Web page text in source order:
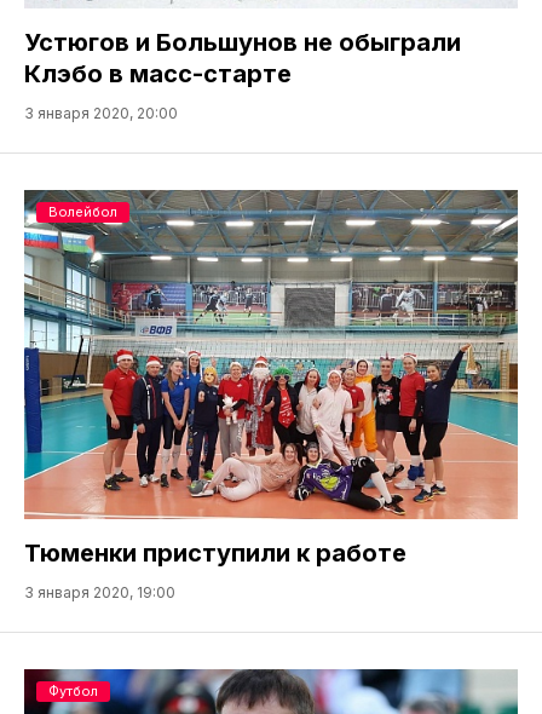
Устюгов и Большунов не обыграли
Клэбо в масс-старте
3 января 2020, 20:00
Тюменки приступили к работе
3 января 2020, 19:00
Волейбол
Футбол